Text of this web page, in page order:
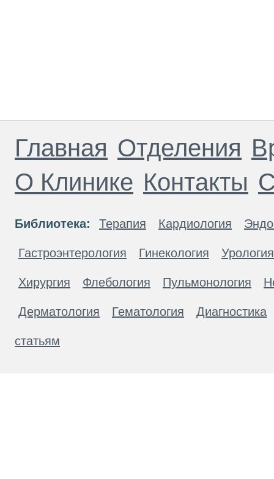
Главная Отделения
О Клинике Контакты
Библиотека: Терапия Кардиология
Гастроэнтерология Гинекология Урология
Хирургия Флебология Пульмонология
Дерматология Гематология Диагностика
статьям